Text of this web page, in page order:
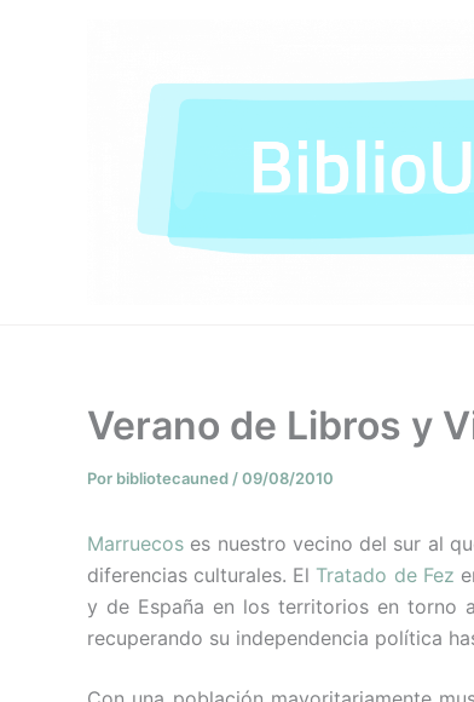
Verano de Libros y
Por bibliotecauned/09/08/2010
Marruecos es nuestro vecino del sur al
diferencias culturales. El Tratado de Fez
y de España en los territorios en torno
recuperando su independencia política